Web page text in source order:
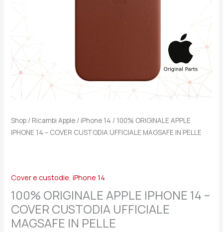
Shop / Ricambi Apple / iPhone 14 / 100% ORIGINALE APPLE
IPHONE 14 – COVER CUSTODIA UFFICIALE MAGSAFE IN PELLE
Cover e custodie,iPhone 14
100% ORIGINALE APPLE IPHONE 14 –
COVER CUSTODIA UFFICIALE
MAGSAFE IN PELLE
quantità